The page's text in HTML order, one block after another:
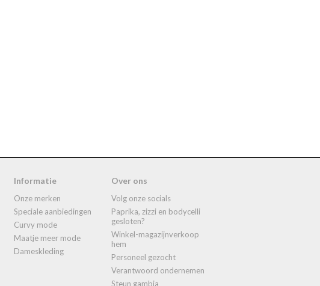
Informatie
onze merken
speciale aanbiedingen
curvy mode
maatje meer mode
dameskleding
Over ons
volg onze socials
paprika, zizzi en bodycelli
gesloten?
winkel-magazijnverkoop
hem
personeel gezocht
verantwoord ondernemen
steun gambia